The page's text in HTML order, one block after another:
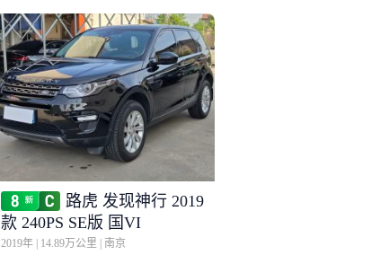
路虎 发现神行 2019
款 240PS SE版 国VI
2019年 14.89万公里 南京